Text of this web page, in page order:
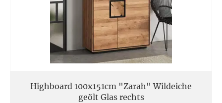
Highboard 100x151cm "Zarah" Wildeiche
geölt Glas rechts